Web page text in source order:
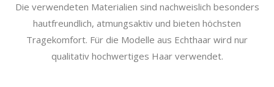
Die verwendeten Materialien sind nachweislich besonders
hautfreundlich, atmungsaktiv und bieten höchsten
Tragekomfort. Für die Modelle aus Echthaar wird nur
qualitativ hochwertiges Haar verwendet.